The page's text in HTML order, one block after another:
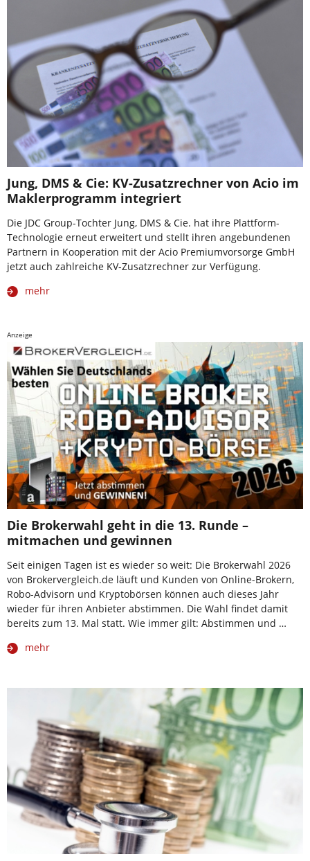
Jung, DMS & Cie: KV-Zusatzrechner von Acio im
Maklerprogramm integriert
Die JDC Group-Tochter Jung, DMS & Cie. hat ihre Plattform-
Technologie erneut erweitert und stellt ihren angebundenen
Partnern in Kooperation mit der Acio Premiumvorsorge GmbH
jetzt auch zahlreiche KV-Zusatzrechner zur Verfügung.
mehr
Anzeige
Die Brokerwahl geht in die 13. Runde –
mitmachen und gewinnen
Seit einigen Tagen ist es wieder so weit: Die Brokerwahl 2026
von Brokervergleich.de läuft und Kunden von Online-Brokern,
Robo-Advisorn und Kryptobörsen können auch dieses Jahr
wieder für ihren Anbieter abstimmen. Die Wahl findet damit
bereits zum 13. Mal statt. Wie immer gilt: Abstimmen und …
mehr